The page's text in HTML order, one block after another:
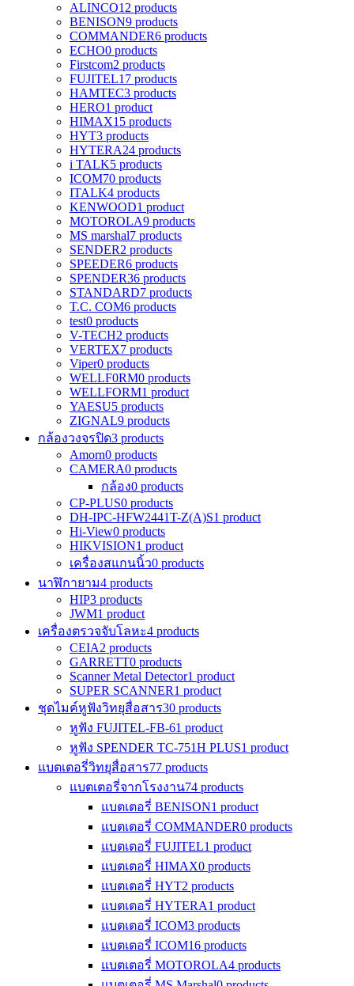
ALINCO12 products
BENISON9 products
COMMANDER6 products
ECHO0 products
Firstcom2 products
FUJITEL17 products
HAMTEC3 products
HERO1 product
HIMAX15 products
HYT3 products
HYTERA24 products
i TALK5 products
ICOM70 products
ITALK4 products
KENWOOD1 product
MOTOROLA9 products
MS marshal7 products
SENDER2 products
SPEEDER6 products
SPENDER36 products
STANDARD7 products
T.C. COM6 products
test0 products
V-TECH2 products
VERTEX7 products
Viper0 products
WELLF0RM0 products
WELLFORM1 product
YAESU5 products
ZIGNAL9 products
กล้องวงจรปิด3 products
Amorn0 products
CAMERA0 products
กล้อง0 products
CP-PLUS0 products
DH-IPC-HFW2441T-Z(A)S1 product
Hi-View0 products
HIKVISION1 product
เครื่องสแกนนิ้ว0 products
นาฬิกายาม4 products
HIP3 products
JWM1 product
เครื่องตรวจจับโลหะ4 products
CEIA2 products
GARRETT0 products
Scanner Metal Detector1 product
SUPER SCANNER1 product
ชุดไมค์หูฟังวิทยุสื่อสาร30 products
หูฟัง FUJITEL-FB-61 product
หูฟัง SPENDER TC-751H PLUS1 product
แบตเตอรี่วิทยุสื่อสาร77 products
แบตเตอรี่จากโรงงาน74 products
แบตเตอรี่ BENISON1 product
แบตเตอรี่ COMMANDER0 products
แบตเตอรี่ FUJITEL1 product
แบตเตอรี่ HIMAX0 products
แบตเตอรี่ HYT2 products
แบตเตอรี่ HYTERA1 product
แบตเตอรี่ ICOM3 products
แบตเตอรี่ ICOM16 products
แบตเตอรี่ MOTOROLA4 products